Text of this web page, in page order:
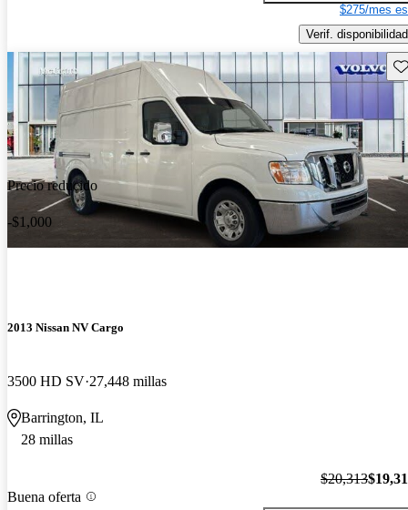
$275/mes
Verif. disponibilidad
Precio reducido
-$1,000
2013 Nissan NV Cargo
3500 HD SV 27,448 millas
Barrington, IL
28 millas
Buena oferta
$20,313